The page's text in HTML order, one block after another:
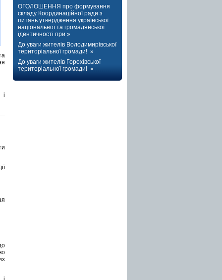
—
ОГОЛОШЕННЯ про формування
складу Координаційної ради з
питань утвердження української
національної та громадянської
ідентичності при »
До уваги жителів Володимирівської
територіальної громади! »
До уваги жителів Горохівської
територіальної громади! »